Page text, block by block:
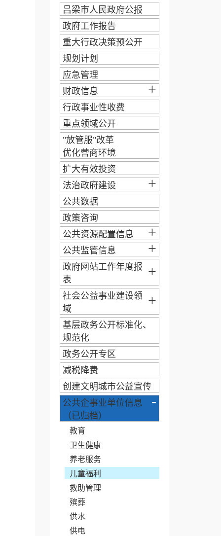
吕梁市人民政府公报
政府工作报告
重大行政决策预公开
规划计划
应急管理
财政信息
+
行政事业性收费
重点领域公开
"放管服"改革
优化营商环境
扩大有效投资
法治政府建设
+
公共数据
政策咨询
公共资源配置信息
+
公共监管信息 +
政府网站工作年度报
表
+
社会公益事业建设领
域
+
基层政务公开标准化、
规范化
政务公开专区
减税降费
创建文明城市公益宣传
公共企事业单位信息
（已归档）
-
教育
卫生健康
养老服务
儿童福利
救助管理
殡葬
供水
供电